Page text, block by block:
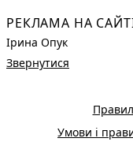
РЕКЛАМА НА
Ірина Опук
Звернутися
Умови і